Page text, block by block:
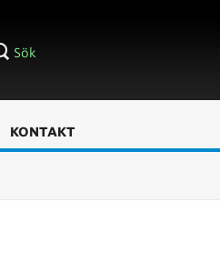
Sök
KONTAKT